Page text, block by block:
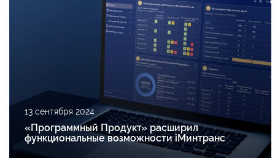
13 сентября 2024
«Программный Продукт» расширил
функциональные возможности iМинтранс